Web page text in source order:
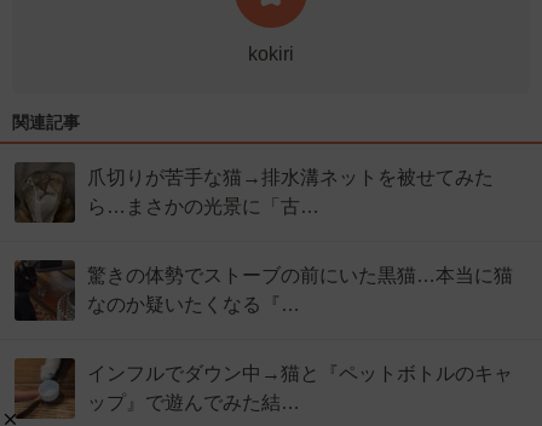
kokiri
関連記事
爪切りが苦手な猫→排水溝ネットを被せてみた
ら…まさかの光景に「古…
驚きの体勢でストーブの前にいた黒猫…本当に猫
なのか疑いたくなる『…
インフルでダウン中→猫と『ペットボトルのキャ
ップ』で遊んでみた結…